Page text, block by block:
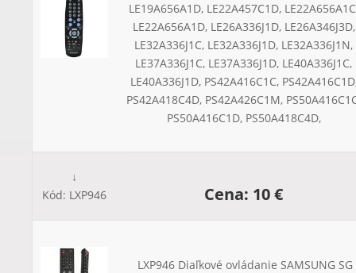
LE19A656A1D, LE22A457C1D,
LE22A656A1D, LE26A336J1D, LE26A346J3D,
LE32A336J1C, LE32A336J1D, LE32A336J1N,
LE37A336J1C, LE37A336J1D, LE40A336J1C,
LE40A336J1D, PS42A416C1C,
PS42A418C4D, PS42A426C1M,
PS50A416C1D, PS50A418C4D,
↓
Kód: LXP946
Cena: 10 €
LXP946 Diaľkové ovládanie SAMSUNG SG